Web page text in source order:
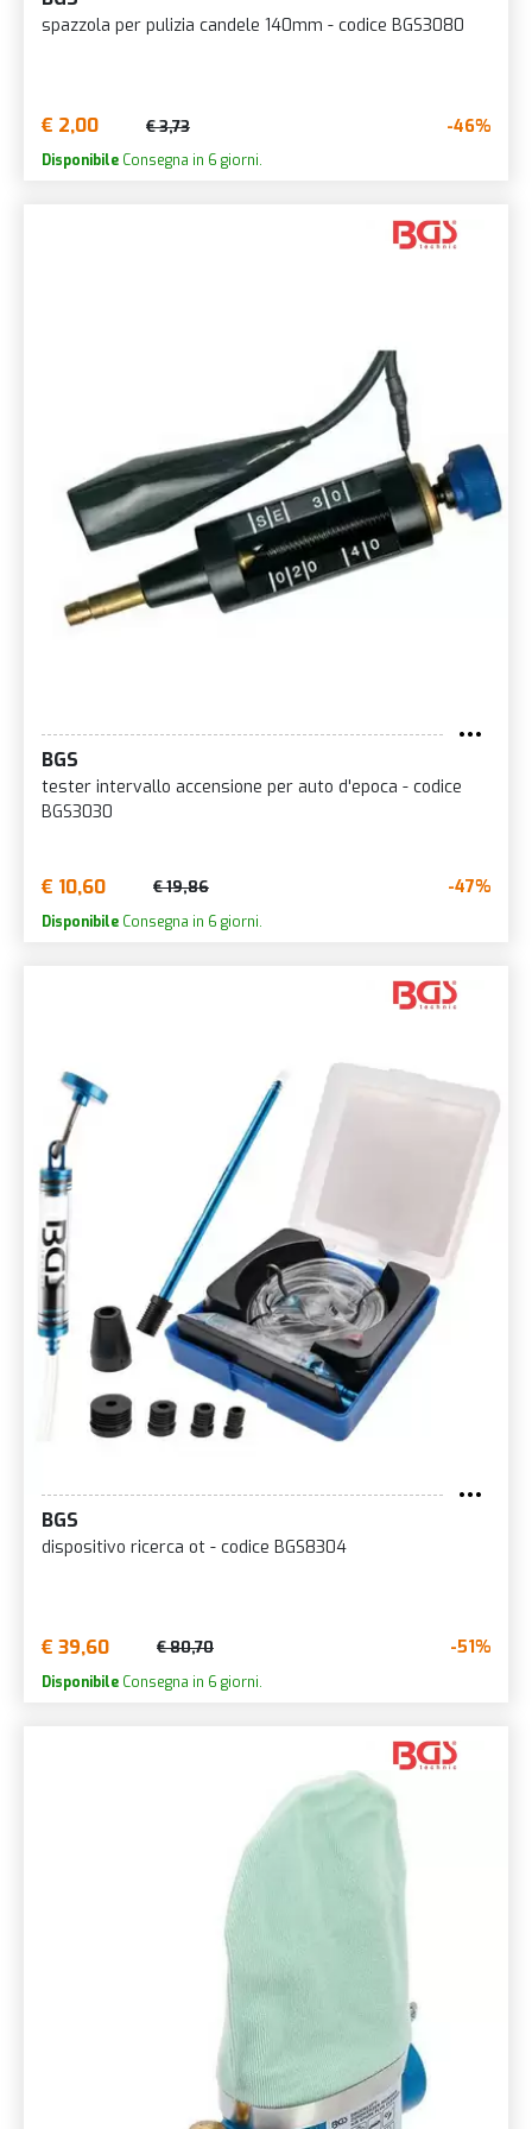
spazzola per pulizia candele 140mm - codice BGS3080
€ 2,00 € 3,73 -46%
Disponibile Consegna in 6 giorni.
BGS
tester intervallo accensione per auto d'epoca - codice
BGS3030
€ 10,60 € 19,86 -47%
Disponibile Consegna in 6 giorni.
BGS
dispositivo ricerca ot - codice BGS8304
€ 39,60 € 80,70 -51%
Disponibile Consegna in 6 giorni.